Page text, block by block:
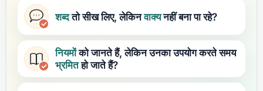
शब्दतो सीख लिए, लेकिनवाक्यनहीं बना पा रहे?
नियमोंको जानते हैं, लेकिन उनका उपयोग करते समय
भ्रमितहो जाते हैं?